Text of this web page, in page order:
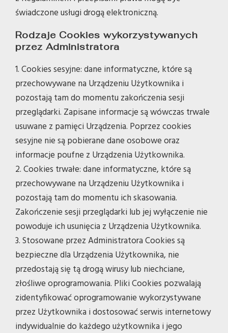
świadczone usługi drogą elektroniczną.
Rodzaje Cookies wykorzystywanych
przez Administratora
1. Cookies sesyjne: dane informatyczne, które są
przechowywane na Urządzeniu Użytkownika i
pozostają tam do momentu zakończenia sesji
przeglądarki. Zapisane informacje są wówczas trwale
usuwane z pamięci Urządzenia. Poprzez cookies
sesyjne nie są pobierane dane osobowe oraz
informacje poufne z Urządzenia Użytkownika.
2. Cookies trwałe: dane informatyczne, które są
przechowywane na Urządzeniu Użytkownika i
pozostają tam do momentu ich skasowania.
Zakończenie sesji przeglądarki lub jej wyłączenie nie
powoduje ich usunięcia z Urządzenia Użytkownika.
3. Stosowane przez Administratora Cookies są
bezpieczne dla Urządzenia Użytkownika, nie
przedostają się tą drogą wirusy lub niechciane,
złośliwe oprogramowania. Pliki Cookies pozwalają
zidentyfikować oprogramowanie wykorzystywane
przez Użytkownika i dostosować serwis internetowy
indywidualnie do każdego użytkownika i jego